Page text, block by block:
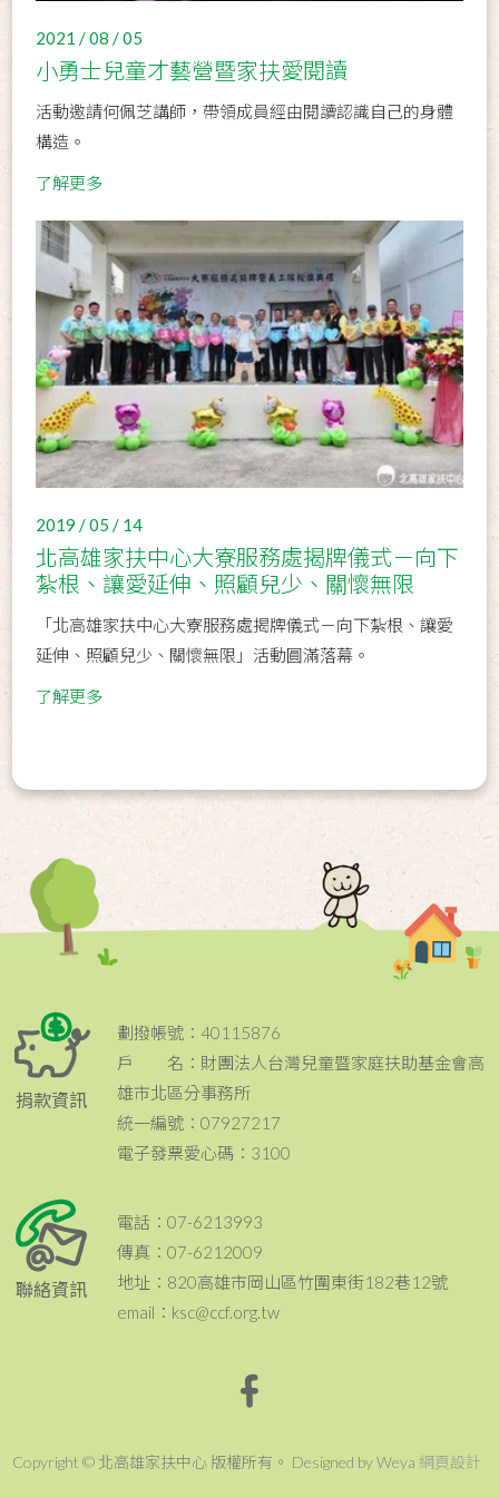
2021 / 08 / 05
小勇士兒童才藝營暨家扶愛閱讀
活動邀請何佩芝講師，帶領成員經由閱讀認識自己的身體
構造。
了解更多
2019 / 05 / 14
北高雄家扶中心大寮服務處揭牌儀式－向下
紮根、讓愛延伸、照顧兒少、關懷無限
「北高雄家扶中心大寮服務處揭牌儀式－向下紮根、讓愛
延伸、照顧兒少、關懷無限」活動圓滿落幕。
了解更多
捐款資訊
劃撥帳號：40115876
戶 名：財團法人台灣兒童暨家庭扶助基金會高
雄市北區分事務所
統一編號：07927217
電子發票愛心碼：3100
聯絡資訊
電話：07-6213993
傳真：07-6212009
地址：820高雄市岡山區竹圍東街182巷12號
email：ksc@ccf.org.tw
Copyright © 北高雄家扶中心 版權所有。 Designed by Weya 網頁設計